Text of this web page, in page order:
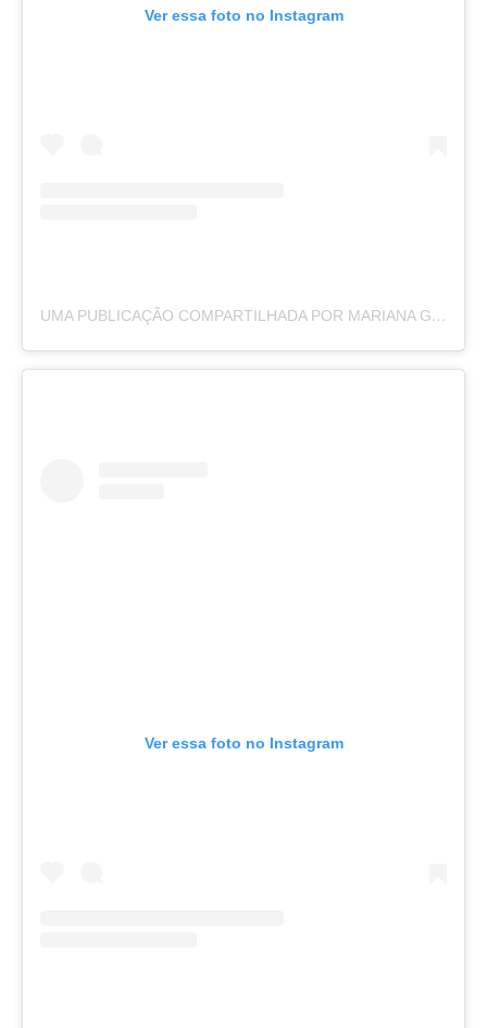
Ver essa foto no Instagram
UMA PUBLICAÇÃO COMPARTILHADA POR MARIANA GODOY (@MARIANAGODOY)
Ver essa foto no Instagram